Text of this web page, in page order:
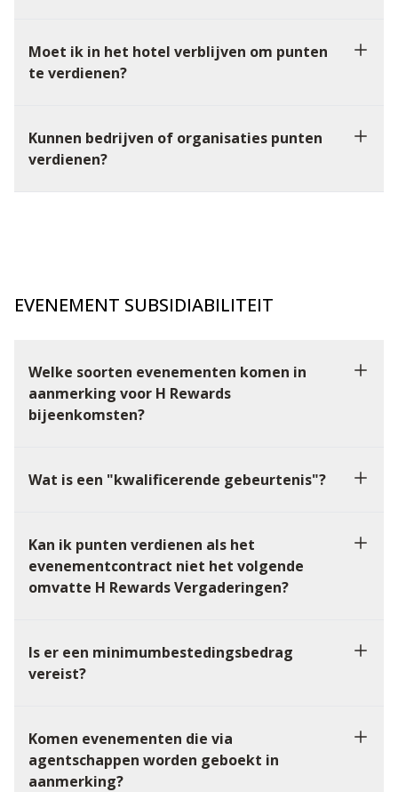
Moet ik in het hotel verblijven om punten
te verdienen?
Kunnen bedrijven of organisaties punten
verdienen?
EVENEMENT SUBSIDIABILITEIT
Welke soorten evenementen komen in
aanmerking voor H Rewards
bijeenkomsten?
Wat is een "kwalificerende gebeurtenis"?
Kan ik punten verdienen als het
evenementcontract niet het volgende
omvatte H Rewards Vergaderingen?
Is er een minimumbestedingsbedrag
vereist?
Komen evenementen die via
agentschappen worden geboekt in
aanmerking?